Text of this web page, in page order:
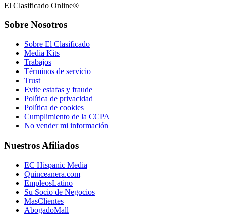
El Clasificado Online®
Sobre Nosotros
Sobre El Clasificado
Media Kits
Trabajos
Términos de servicio
Trust
Evite estafas y fraude
Política de privacidad
Política de cookies
Cumplimiento de la CCPA
No vender mi información
Nuestros Afiliados
EC Hispanic Media
Quinceanera.com
EmpleosLatino
Su Socio de Negocios
MasClientes
AbogadoMall